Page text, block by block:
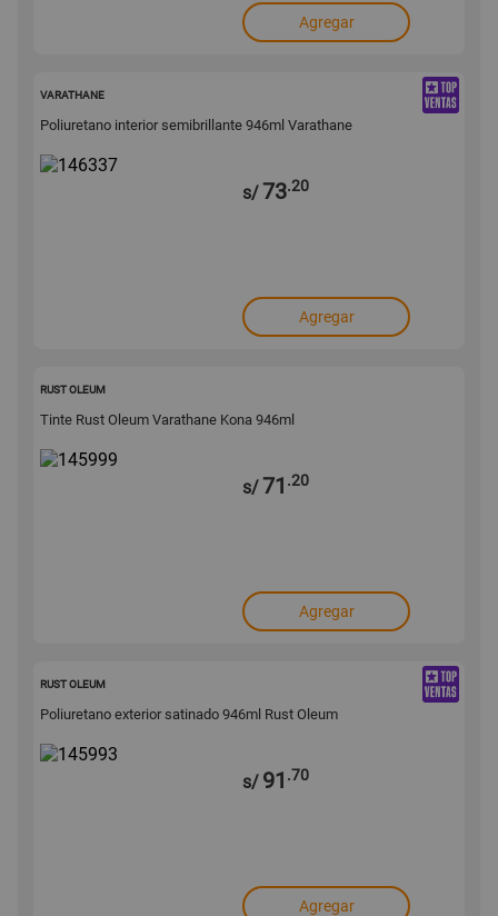
Agregar
VARATHANE
Poliuretano interior semibrillante 946ml Varathane
s/73.20
Agregar
RUST OLEUM
Tinte Rust Oleum Varathane Kona 946ml
s/71 .20
Agregar
RUST OLEUM
Poliuretano exterior satinado 946ml Rust Oleum
s/ 91 .70
Agregar